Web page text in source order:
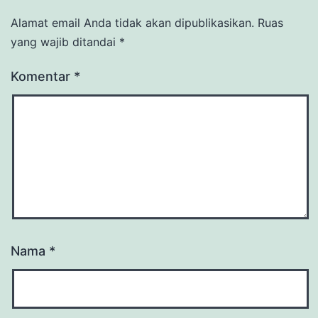
Alamat email Anda tidak akan dipublikasikan. Ruas
yang wajib ditandai *
Komentar *
Nama *